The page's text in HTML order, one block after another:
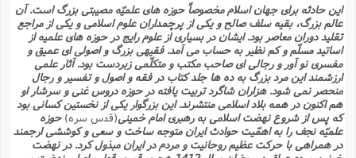
این حادثه براى جهان اسلام مخصوصاً حوزه هاى علمیّه مصیبتى بزرگ است. آن
عالم بزرگ، بقیه سلف صالح و یکى از پرچمداران علوم اسلامى و یکى از مراجع
تقلید دوران معاصر بود. ایشان در بسیارى از علوم رایج در حوزه هاى علمیه از
اساتید مسلّم و کم نظیر به حساب مى آمد. فقیهى بزرگ و اصولى اى عمیق و
مفسرى نو آور و رجالى اى صاحب مکتب و متکلّمى زبردست بود. آثار علمى
ارزشمند این مرد بزرگ به ده ها جلد کتاب در فقه و اصول و تفسیر و رجال
منحصر نمى شود. هزاران شاگرد تربیت یافته در حوزه دروس غنى و سرشار او
هم اکنون در همه بلاد اسلامى منتشرند. این بزرگوار یکى از نخستین کسانى بود
که پس از شروع نهضت اسلامى به رهبرى امام خمینى(قدس سره)حوزه
علمیّه نجف را به اهمّیت حوادث ایران متوجه ساخت و سعى و کوششى ارجمند
در همراهى با حرکت عظیم روحانیت و مردم در ایران مبذول کرد. در نهضت